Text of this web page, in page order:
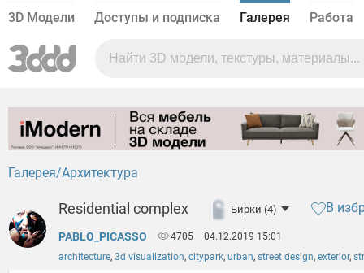
3D Модели Доступы и подписка Галерея Работа
Галерея Архитектура
Residential complex Бирки (4) В
PABLO_PICASSO 4705
04.12.2019 15:01
architecture, 3d visualization, citypark, urban, street design, exterior,